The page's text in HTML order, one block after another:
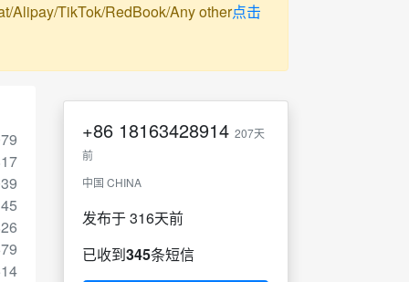
Alipay/TikTok/RedBook/Any other点击
+86 18163428914 207天
前
中国 CHINA
发布于 316天前
已收到345条短信